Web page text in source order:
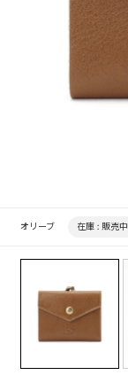
オリーブ 在庫 : 販売中